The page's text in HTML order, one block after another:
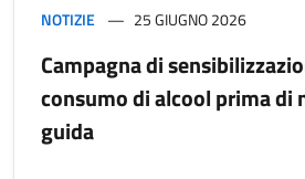
NOTIZIE 25 GIUGNO 2026
Campagna di
consumo di alcool prima di
guida